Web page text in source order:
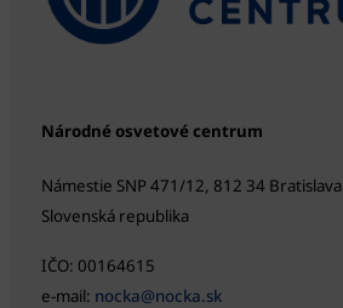
Národné osvetové centrum
Námestie SNP 471/12, 812 34 Bratislava
Slovenská republika
IČO: 00164615
e-mail: nocka@nocka.sk